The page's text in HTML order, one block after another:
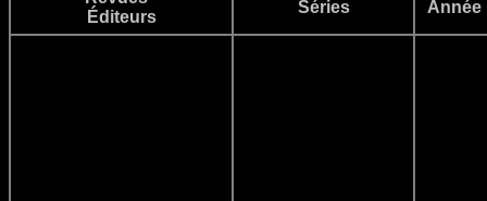
Éditeurs
Séries Année